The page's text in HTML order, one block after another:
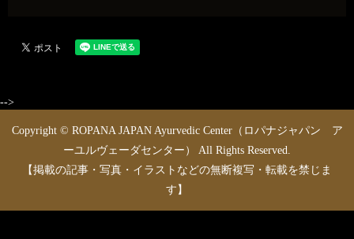
-->
Copyright © ROPANA JAPAN Ayurvedic Center（ロパナジャパン ア
ーユルヴェーダセンター） All Rights Reserved.
【掲載の記事・写真・イラストなどの無断複写・転載を禁じま
す】